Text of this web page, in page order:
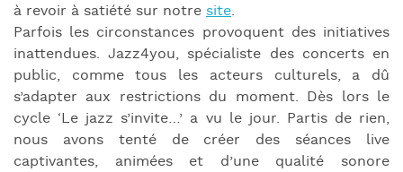
à revoir à satiété sur notre site.
Parfois les circonstances provoquent des initiatives
inattendues. Jazz4you, spécialiste des concerts en
public, comme tous les acteurs culturels, a dû
s’adapter aux restrictions du moment. Dès lors le
cycle ‘Le jazz s’invite…’ a vu le jour. Partis de rien,
nous avons tenté de créer des séances live
captivantes, animées et d’une qualité sonore